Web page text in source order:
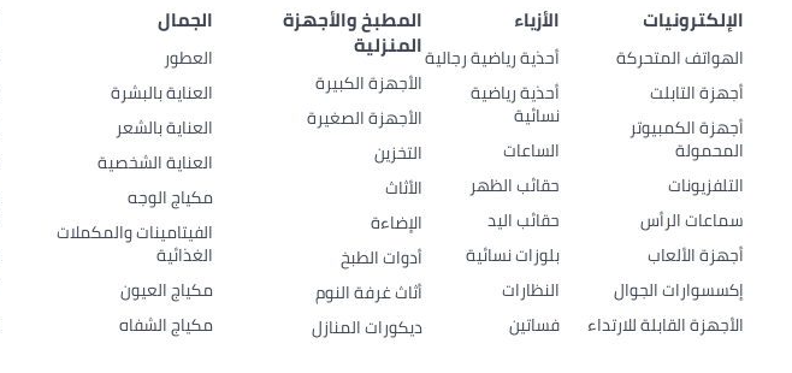
الإلكترونيات
الهواتف المتحركة
أجهزة التابلت
أجهزة الكمبيوتر
المحمولة
التلفزيونات
سماعات الرأس
أجهزة الألعاب
إكسسوارات الجوال
الأجهزة القابلة للارتداء
الأزياء
أحذية رياضية رجالية
أحذية رياضية
نسائية
الساعات
حقائب الظهر
حقائب اليد
بلوزات نسائية
النظارات
فساتين
المطبخ والأجهزة
المنزلية
الأجهزة الكبيرة
الأجهزة الصغيرة
التخزين
الأثاث
الإضاءة
أدوات الطبخ
أثاث غرفة النوم
ديكورات المنازل
الجمال
العطور
العناية بالبشرة
العناية بالشعر
العناية الشخصية
مكياج الوجه
الفيتامينات والمكملات
الغذائية
مكياج العيون
مكياج الشفاه